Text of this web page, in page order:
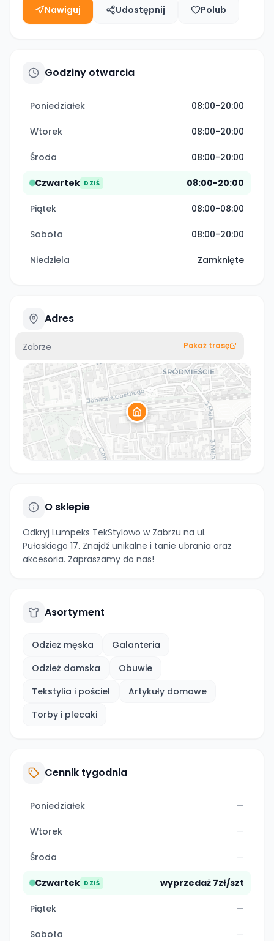
Nawiguj Udostępnij Polub
Godziny otwarcia
Poniedziałek 08:00-20:00
Wtorek 08:00-20:00
Środa 08:00-20:00
Czwartek DZIŚ 08:00-20:00
Piątek 08:00-08:00
Sobota 08:00-20:00
Niedziela Zamknięte
Adres
Zabrze Pokaż trasę
O sklepie
Odkryj Lumpeks TekStylowo w Zabrzu na ul.
Pułaskiego 17. Znajdź unikalne i tanie ubrania oraz
akcesoria. Zapraszamy do nas!
Asortyment
Odzież męska
Galanteria
Odzież damska
Obuwie
Tekstylia i pościel
Artykuły domowe
Torby i plecaki
Cennik tygodnia
Poniedziałek —
Wtorek —
Środa —
Czwartek DZIŚ wyprzedaż 7zł/szt
Piątek —
Sobota —